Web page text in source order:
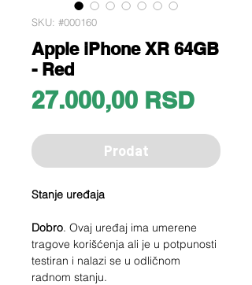
SKU: #000160
Apple iPhone XR 64GB
- Red
27.000,00 RSDPrice
Prodat
Stanje uređaja
Dobro. Ovaj uređaj ima umerene
tragove korišćenja ali je u potpunosti
testiran i nalazi se u odličnom
radnom stanju.